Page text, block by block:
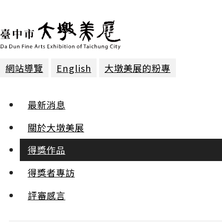
網站導覽 English 大墩美展的粉專
最新消息
關於大墩美展
得獎作品
得獎者專訪
評審感言
攝影 | 優選
無辜 杜惠馨